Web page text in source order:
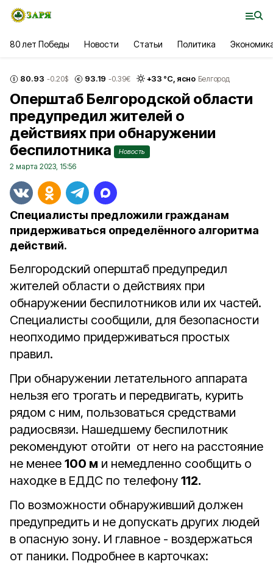
80 лет Победы Новости Статьи Политика
80.93 -0.20$ 93.19 -0.39€ +33 °С, ясно Белгород
Оперштаб Белгородской области
предупредил жителей о
действиях при обнаружении
беспилотника
Новость
2 марта 2023, 15:56
Специалисты предложили гражданам
придерживаться определённого алгоритма
действий.
Белгородский оперштаб предупредил
жителей области о действиях при
обнаружении беспилотников или их частей.
Специалисты сообщили, для безопасности
неопходимо придерживаться простых
правил.
При обнаружении летательного аппарата
нельзя его трогать и передвигать, курить
рядом с ним, пользоваться средствами
радиосвязи. Нашедшему беспилотник
рекомендуют отойти от него на расстояние
не менее 100 м и немедленно сообщить о
находке в ЕДДС по телефону 112.
По возможности обнаруживший должен
предупредить и не допускать других людей
в опасную зону. И главное - воздержаться
от паники. Подробнее в карточках: